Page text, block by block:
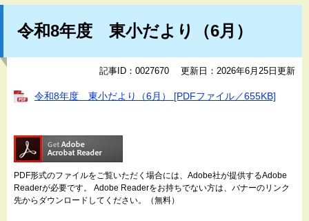
令和8年度 東小だより（6月）
記事ID：0027670 更新日：2026年6月25日更新
令和8年度 東小だより（6月） [PDFファイル／655KB]
PDF形式のファイルをご覧いただく場合には、Adobe社が提供するAdobe
Readerが必要です。
Adobe Readerをお持ちでない方は、バナーのリンク
先からダウンロードしてください。（無料）